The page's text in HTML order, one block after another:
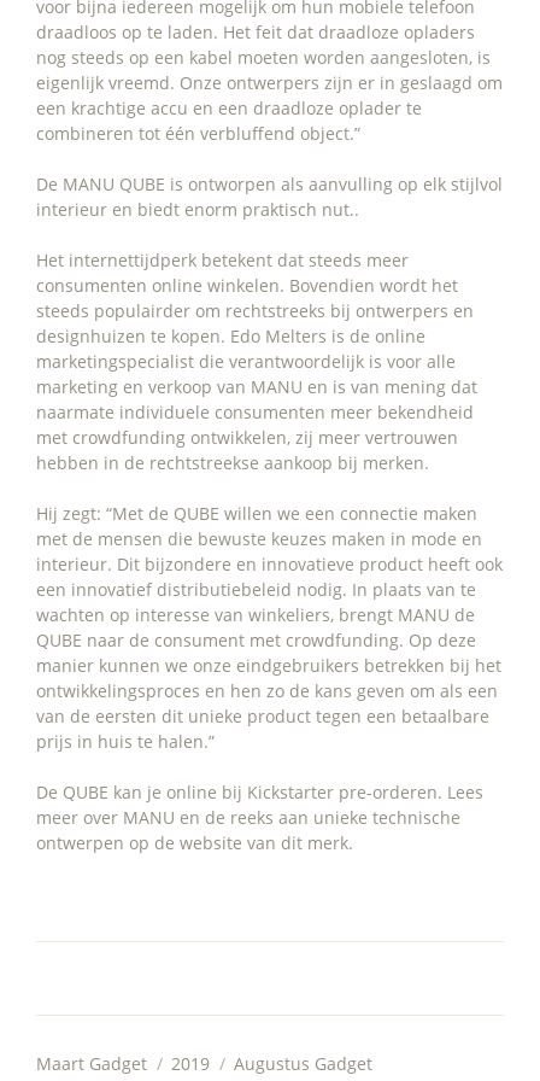
voor bijna iedereen mogelijk om hun mobiele telefoon
draadloos op te laden. Het feit dat draadloze opladers
nog steeds op een kabel moeten worden aangesloten, is
eigenlijk vreemd. Onze ontwerpers zijn er in geslaagd om
een krachtige accu en een draadloze oplader te
combineren tot één verbluffend object.”
De MANU QUBE is ontworpen als aanvulling op elk stijlvol
interieur en biedt enorm praktisch nut..
Het internettijdperk betekent dat steeds meer
consumenten online winkelen. Bovendien wordt het
steeds populairder om rechtstreeks bij ontwerpers en
designhuizen te kopen. Edo Melters is de online
marketingspecialist die verantwoordelijk is voor alle
marketing en verkoop van MANU en is van mening dat
naarmate individuele consumenten meer bekendheid
met crowdfunding ontwikkelen, zij meer vertrouwen
hebben in de rechtstreekse aankoop bij merken.
Hij zegt: “Met de QUBE willen we een connectie maken
met de mensen die bewuste keuzes maken in mode en
interieur. Dit bijzondere en innovatieve product heeft ook
een innovatief distributiebeleid nodig. In plaats van te
wachten op interesse van winkeliers, brengt MANU de
QUBE naar de consument met crowdfunding. Op deze
manier kunnen we onze eindgebruikers betrekken bij het
ontwikkelingsproces en hen zo de kans geven om als een
van de eersten dit unieke product tegen een betaalbare
prijs in huis te halen.”
De QUBE kan je online bij Kickstarter pre-orderen. Lees
meer over MANU en de reeks aan unieke technische
ontwerpen op de website van dit merk.
Maart Gadget / 2019 / Augustus Gadget